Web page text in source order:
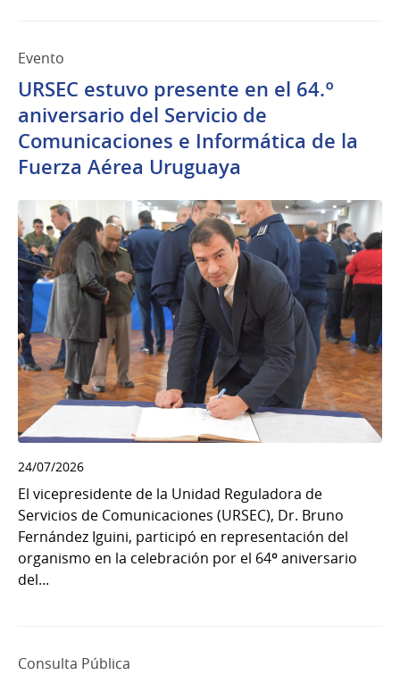
Evento
URSEC estuvo presente en el 64.º
aniversario del Servicio de
Comunicaciones e Informática de la
Fuerza Aérea Uruguaya
24/07/2026
El vicepresidente de la Unidad Reguladora de
Servicios de Comunicaciones (URSEC), Dr. Bruno
Fernández Iguini, participó en representación del
organismo en la celebración por el 64º aniversario
del...
Consulta Pública